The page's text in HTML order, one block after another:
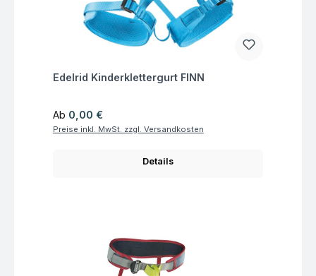
Fragen zum Artikel
Edelrid Kinderklettergurt FINN
Regulärer Preis:
Ab 0,00 €
Preise inkl. MwSt. zzgl. Versandkosten
Details